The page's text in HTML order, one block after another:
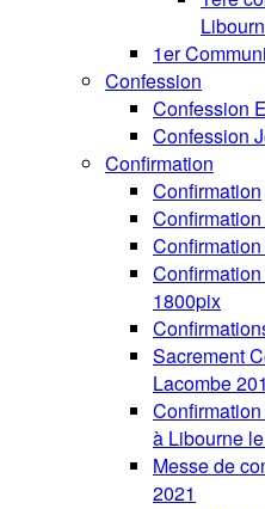
1er
Confession
Confession
Confession
Confirmation
Confirmation
1800pix
Sacrement
Lacombe
à Libourne
Messe de
2021